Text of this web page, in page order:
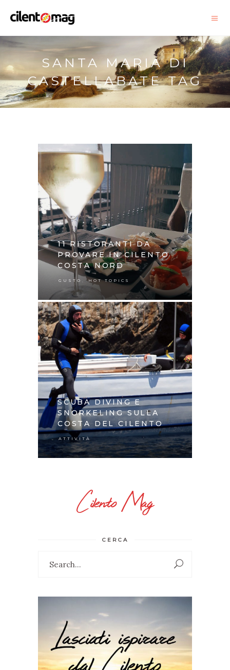
SANTA MARIA DI
CASTELLABATE TAG
11 RISTORANTI DA
PROVARE IN CILENTO
COSTA NORD
GUSTO , HOT TOPICS
SCUBA DIVING E
SNORKELING SULLA
COSTA DEL CILENTO
ATTIVITÀ
Cilento Mag
CERCA